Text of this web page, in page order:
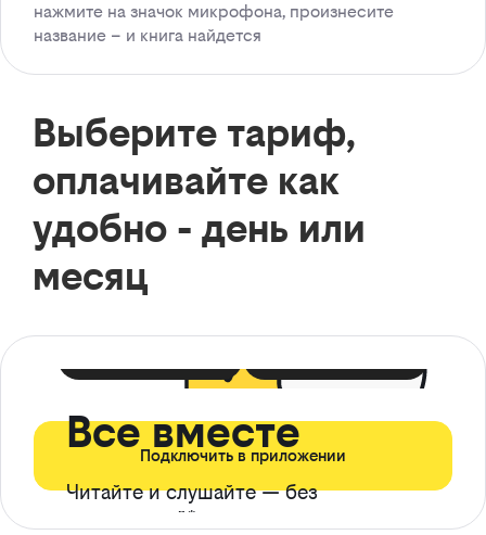
нажмите на значок микрофона, произнесите
название – и книга найдется
Выберите тариф,
оплачивайте как
удобно - день или
месяц
Все вместе
Читайте и слушайте — без
ограничений*
Подключить в приложении